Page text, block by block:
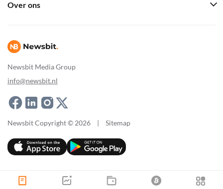
Newsbit Media Group
info@newsbit.nl
Over ons
Newsbit Copyright © 2026 | Sitemap